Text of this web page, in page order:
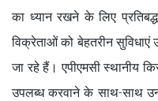
का ध्यान रखने के लिए
विक्रेताओं को बेहतरीन सुविधाएं
जा रहे हैं। एपीएमसी स्थानीय
उपलब्ध करवाने के साथ-साथ